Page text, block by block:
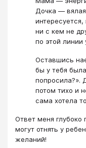
Дочка —
интересуется,
ни с кем не
по этой линии
Оставшись
бы у тебя
попросила?».
потом тихо и
сама хотела
Ответ меня глубоко
могут отнять у
желаний!